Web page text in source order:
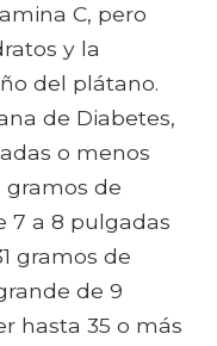
C, pero
y la
del plátano.
de Diabetes,
o menos
gramos de
7 a 8 pulgadas
gramos de
de 9
hasta 35 o más